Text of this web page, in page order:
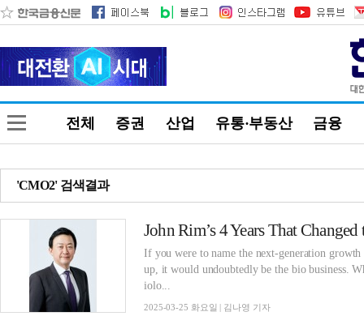
전체 증권 산업 유통·부동산 금융
'CMO2' 검색결과
If you were to name the next-generation
up, it would undoubtedly be the bio business.
iolo...
2025-03-25 화요일 | 김나영 기자